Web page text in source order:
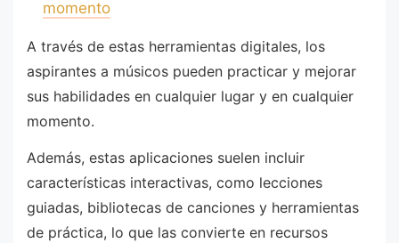
momento
A través de estas herramientas digitales, los
aspirantes a músicos pueden practicar y mejorar
sus habilidades en cualquier lugar y en cualquier
momento.
Además, estas aplicaciones suelen incluir
características interactivas, como lecciones
guiadas, bibliotecas de canciones y herramientas
de práctica, lo que las convierte en recursos